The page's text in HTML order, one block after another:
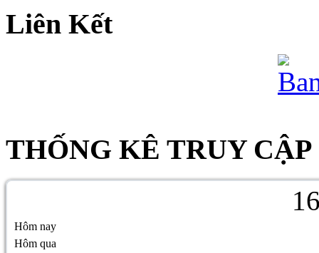
Liên Kết
THỐNG KÊ TRUY CẬP
1
Hôm nay
Hôm qua